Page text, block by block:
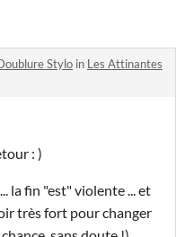
Stylo in Les Attinantes
: )
la fin "est" violente ... et
très fort pour changer